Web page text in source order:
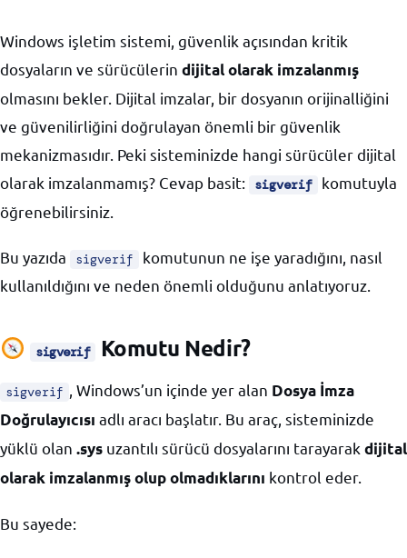
Windows işletim sistemi, güvenlik açısından kritik
dosyaların ve sürücülerin dijital olarak imzalanmış
olmasını bekler. Dijital imzalar, bir dosyanın orijinalliğini
ve güvenilirliğini doğrulayan önemli bir güvenlik
mekanizmasıdır. Peki sisteminizde hangi sürücüler dijital
olarak imzalanmamış? Cevap basit:
sigverif
komutuyla
öğrenebilirsiniz.
Bu yazıda sigverif
komutunun ne işe yaradığını, nasıl
kullanıldığını ve neden önemli olduğunu anlatıyoruz.
sigverif Komutu Nedir?
sigverif , Windows’un içinde yer alan Dosya İmza
Doğrulayıcısı adlı aracı başlatır. Bu araç, sisteminizde
yüklü olan .sys uzantılı sürücü dosyalarını tarayarak dijital
olarak imzalanmış olup olmadıklarını kontrol eder.
Bu sayede: